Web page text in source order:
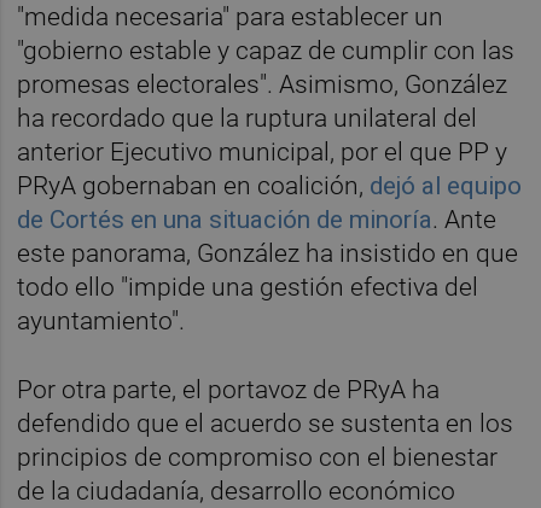
"medida necesaria" para establecer un
"gobierno estable y capaz de cumplir con las
promesas electorales". Asimismo, González
ha recordado que la ruptura unilateral del
anterior Ejecutivo municipal, por el que PP y
PRyA gobernaban en coalición, dejó al equipo
de Cortés en una situación de minoría. Ante
este panorama, González ha insistido en que
todo ello "impide una gestión efectiva del
ayuntamiento".
Por otra parte, el portavoz de PRyA ha
defendido que el acuerdo se sustenta en los
principios de compromiso con el bienestar
de la ciudadanía, desarrollo económico